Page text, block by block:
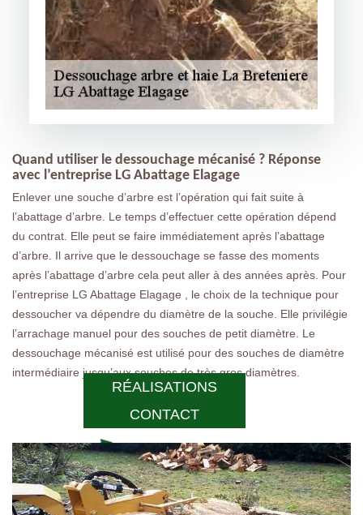
RÉALISATIONS
CONTACT
Quand utiliser le dessouchage mécanisé ? Réponse
avec l’entreprise LG Abattage Elagage
Enlever une souche d’arbre est l’opération qui fait suite à
l’abattage d’arbre. Le temps d’effectuer cette opération dépend
du contrat. Elle peut se faire immédiatement après l’abattage
d’arbre. Il arrive que le dessouchage se fasse des moments
après l’abattage d’arbre cela peut aller à des années après. Pour
l’entreprise LG Abattage Elagage , le choix de la technique pour
dessoucher va dépendre du diamètre de la souche. Elle privilégie
l’arrachage manuel pour des souches de petit diamètre. Le
dessouchage mécanisé est utilisé pour des souches de diamètre
intermédiaire jusqu’aux souches de très gros diamètres.